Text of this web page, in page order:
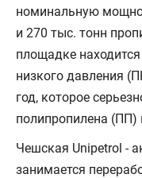
номинальную
и 270 тыс. тонн
площадке
низкого давления
год, которое
полипропилена
Чешская Unipetrol -
занимается